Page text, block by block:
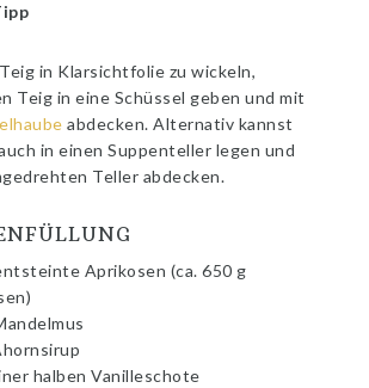
in Klarsichtfolie zu wickeln,
Teig in eine Schüssel geben und mit
abdecken. Alternativ kannst
in einen Suppenteller legen und
Teller abdecken.
Aprikosen (ca. 650 g
halben Vanilleschote